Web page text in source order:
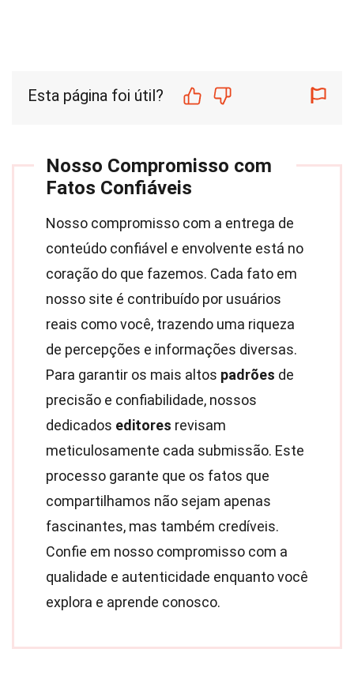
Esta página foi útil?
Nosso Compromisso com
Fatos Confiáveis
Nosso compromisso com a entrega de
conteúdo confiável e envolvente está no
coração do que fazemos. Cada fato em
nosso site é contribuído por usuários
reais como você, trazendo uma riqueza
de percepções e informações diversas.
Para garantir os mais altos padrões de
precisão e confiabilidade, nossos
dedicados editores revisam
meticulosamente cada submissão. Este
processo garante que os fatos que
compartilhamos não sejam apenas
fascinantes, mas também credíveis.
Confie em nosso compromisso com a
qualidade e autenticidade enquanto você
explora e aprende conosco.